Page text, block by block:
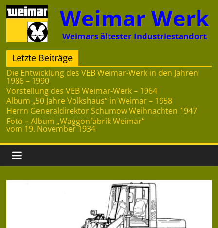
Zum
Inhalt
springen
Weimar Werk
Weimars ältester Industriestandort
Letzte Beiträge
Die Entwicklung des VEB Weimar-Werk in den Jahren
1986 – 1990
Vorstellung des VEB Weimar-Werk – 1964
Album „50 Jahre Volkshaus“ in Weimar – 1958
Herrn Generaldirektor Schumow Weihnachten 1947
Foto – Album „Waggonfabrik Weimar“
vom 19. November 1934